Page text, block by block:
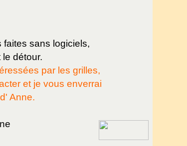
faites sans logiciels,
le détour.
par les grilles,
et je vous enverrai
Anne.